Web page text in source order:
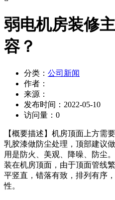
弱电机房装修
容？
分类： 公司新闻
作者：
来源：
发布时间： 2022-05-10
访问量： 0
【概要描述】 机房顶面上方需
乳胶漆做防尘处理，顶部建议
用是防火、美观、降噪、防尘
装在机房顶面，由于顶面管线
平竖直，错落有致，排列有序
性。